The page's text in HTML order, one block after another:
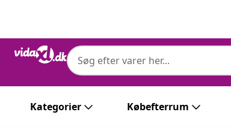
Kategorier Købefterrum
vidaXL
vidaXL Udendørs sofagruppe 9